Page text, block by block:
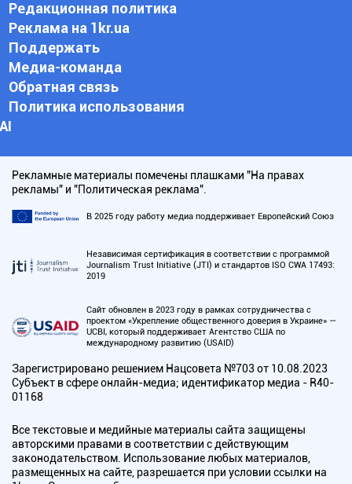
Редакционная политика
Реклама на 1kr.ua
Поддержать
Медиа-команда
Обратная связь
Политика использования
АI
Рекламные материалы помечены плашками "На правах
рекламы" и "Политическая реклама".
В 2025 году работу медиа поддерживает Европейский Союз
Независимая сертификация в соответствии с программой
Journalism Trust Initiative (JTI) и стандартов ISO CWA 17493:
2019
Сайт обновлен в 2023 году в рамках сотрудничества с
проектом «Укрепление общественного доверия в Украине» —
UCBI, который поддерживает Агентство США по
международному развитию (USAID)
Зарегистрировано решением Нацсовета №703 от 10.08.2023
Субъект в сфере онлайн-медиа; идентификатор медиа - R40-
01168
Все текстовые и медийные материалы сайта защищены
авторскими правами в соответствии с действующим
законодательством. Использование любых материалов,
размещенных на сайте, разрешается при условии ссылки на